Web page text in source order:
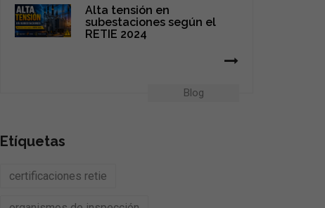
Blog
Alta tensión en
subestaciones según el
RETIE 2024
Etíquetas
certificaciones retie